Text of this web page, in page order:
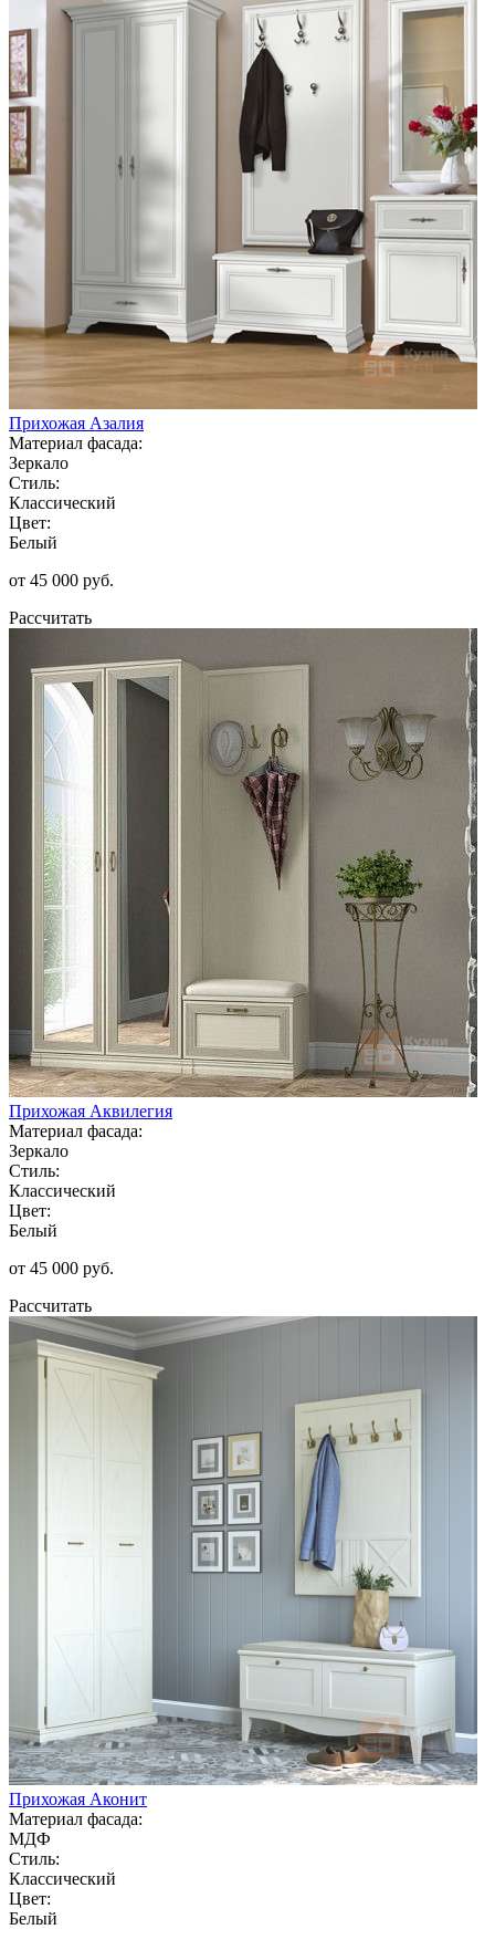
Прихожая Азалия
Материал фасада:
Зеркало
Стиль:
Классический
Цвет:
Белый
от 45 000 руб.
Рассчитать
Прихожая Аквилегия
Материал фасада:
Зеркало
Стиль:
Классический
Цвет:
Белый
от 45 000 руб.
Рассчитать
Прихожая Аконит
Материал фасада:
МДФ
Стиль:
Классический
Цвет:
Белый